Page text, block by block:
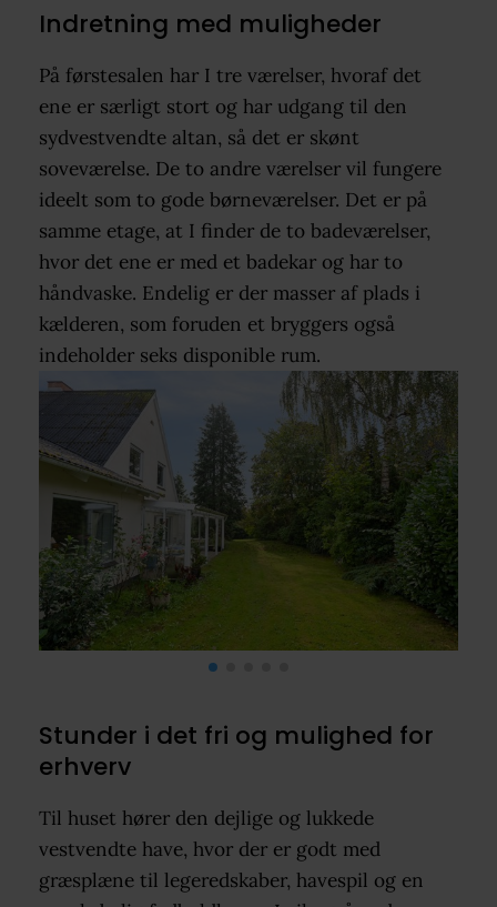
Indretning med muligheder
På førstesalen har I tre værelser, hvoraf det
ene er særligt stort og har udgang til den
sydvestvendte altan, så det er skønt
soveværelse. De to andre værelser vil fungere
ideelt som to gode børneværelser. Det er på
samme etage, at I finder de to badeværelser,
hvor det ene er med et badekar og har to
håndvaske. Endelig er der masser af plads i
kælderen, som foruden et bryggers også
indeholder seks disponible rum.
Stunder i det fri og mulighed for
erhverv
Til huset hører den dejlige og lukkede
vestvendte have, hvor der er godt med
græsplæne til legeredskaber, havespil og en